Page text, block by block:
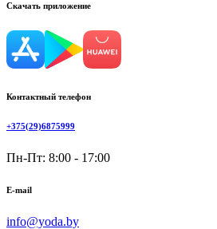
Скачать приложение
Контактный телефон
+375(29)6875999
Пн-Пт: 8:00 - 17:00
E-mail
info@yoda.by